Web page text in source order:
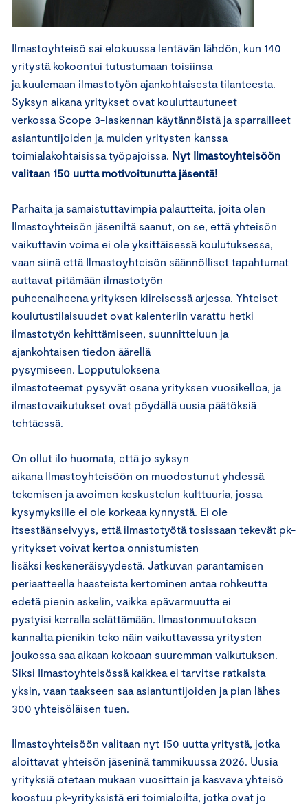
Ilmastoyhteisö sai elokuussa lentävän lähdön, kun 140
yritystä kokoontui tutustumaan toisiinsa
ja kuulemaan ilmastotyön ajankohtaisesta tilanteesta.
Syksyn aikana yritykset ovat kouluttautuneet
verkossa Scope 3-laskennan käytännöistä ja sparrailleet
asiantuntijoiden ja muiden yritysten kanssa
toimialakohtaisissa työpajoissa. Nyt Ilmastoyhteisöön
valitaan 150 uutta motivoitunutta jäsentä!
Parhaita ja samaistuttavimpia palautteita, joita olen
Ilmastoyhteisön jäseniltä saanut, on se, että yhteisön
vaikuttavin voima ei ole yksittäisessä koulutuksessa,
vaan siinä että Ilmastoyhteisön säännölliset tapahtumat
auttavat pitämään ilmastotyön
puheenaiheena yrityksen kiireisessä arjessa. Yhteiset
koulutustilaisuudet ovat kalenteriin varattu hetki
ilmastotyön kehittämiseen, suunnitteluun ja
ajankohtaisen tiedon äärellä
pysymiseen. Lopputuloksena
ilmastoteemat pysyvät osana yrityksen vuosikelloa, ja
ilmastovaikutukset ovat pöydällä uusia päätöksiä
tehtäessä.
On ollut ilo huomata, että jo syksyn
aikana Ilmastoyhteisöön on muodostunut yhdessä
tekemisen ja avoimen keskustelun kulttuuria, jossa
kysymyksille ei ole korkeaa kynnystä. Ei ole
itsestäänselvyys, että ilmastotyötä tosissaan tekevät pk-
yritykset voivat kertoa onnistumisten
lisäksi keskeneräisyydestä. Jatkuvan parantamisen
periaatteella haasteista kertominen antaa rohkeutta
edetä pienin askelin, vaikka epävarmuutta ei
pystyisi kerralla selättämään. Ilmastonmuutoksen
kannalta pienikin teko näin vaikuttavassa yritysten
joukossa saa aikaan kokoaan suuremman vaikutuksen.
Siksi Ilmastoyhteisössä kaikkea ei tarvitse ratkaista
yksin, vaan taakseen saa asiantuntijoiden ja pian lähes
300 yhteisöläisen tuen.
Ilmastoyhteisöön valitaan nyt 150 uutta yritystä, jotka
aloittavat yhteisön jäseninä tammikuussa 2026. Uusia
yrityksiä otetaan mukaan vuosittain ja kasvava yhteisö
koostuu pk-yrityksistä eri toimialoilta, jotka ovat jo